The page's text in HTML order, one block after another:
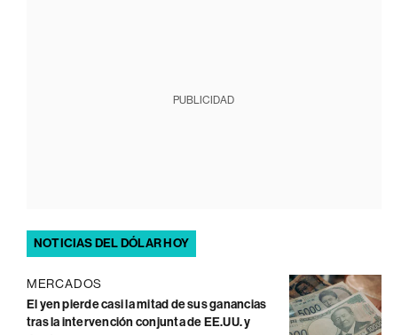
PUBLICIDAD
NOTICIAS DEL DÓLAR HOY
MERCADOS
El yen pierde casi la mitad de sus ganancias
tras la intervención conjunta de EE.UU. y